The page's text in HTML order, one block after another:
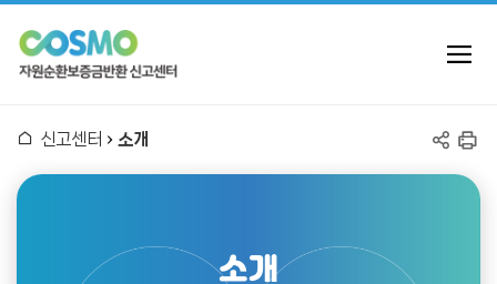
자
순
환
전
체
열
홈
신고센터 소개
공
유
인
쇄
소개